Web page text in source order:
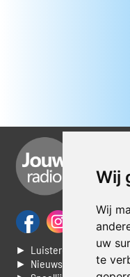
Wij
Wij
uw
te
► Luisteren naar
► Nieuws